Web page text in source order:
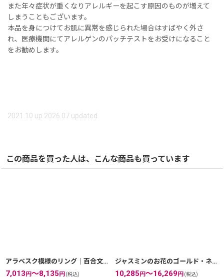
また年々症状が重くなりアレルギーを起こす原因のものが増えて
しまうこともございます。
本品を身につけてお肌に異常を感じられた場合はすばやく外さ
れ、医療機関にてアレルゲンのパッチテストをお受けになること
をお勧めします。
2021.10 up 2026.07 updated
この商品を買った人は、こんな商品も買っています
アラベスク模様のリング｜百合文様の透かしがアンティーク風な指輪【金属アレルギーの方に配慮したニッケルフリー加工】
7,013 円～8,135 円 (税込)
ジャスミンのお花のゴールド・ネックレス【金属アレルギーの方に配慮したニッケルフリー加工】
10,285 円～16,269円 (税込)